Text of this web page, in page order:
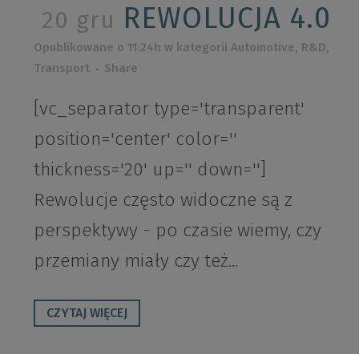
20 gru REWOLUCJA 4.0
Opublikowane o 11:24h w kategoriiAutomotive, R&D,
Transport
Share
[vc_separator type='transparent'
position='center' color=''
thickness='20' up='' down='']
Rewolucje często widoczne są z
perspektywy - po czasie wiemy, czy
przemiany miały czy też...
CZYTAJ WIĘCEJ